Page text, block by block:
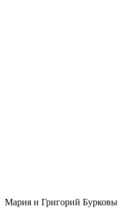
Мария и Григорий Бурковы